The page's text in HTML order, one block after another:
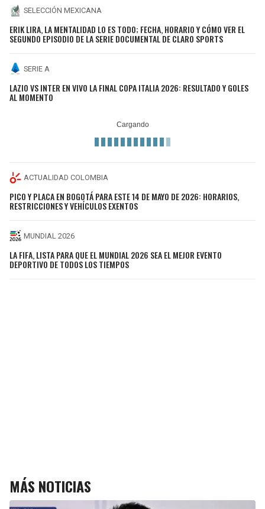
SELECCIÓN MEXICANA
ERIK LIRA, LA MENTALIDAD LO ES TODO; FECHA, HORARIO Y CÓMO VER EL
SEGUNDO EPISODIO DE LA SERIE DOCUMENTAL DE CLARO SPORTS
SERIE A
LAZIO VS INTER EN VIVO LA FINAL COPA ITALIA 2026: RESULTADO Y GOLES
AL MOMENTO
ACTUALIDAD COLOMBIA
PICO Y PLACA EN BOGOTÁ PARA ESTE 14 DE MAYO DE 2026: HORARIOS,
RESTRICCIONES Y VEHÍCULOS EXENTOS
MUNDIAL 2026
LA FIFA, LISTA PARA QUE EL MUNDIAL 2026 SEA EL MEJOR EVENTO
DEPORTIVO DE TODOS LOS TIEMPOS
MÁS NOTICIAS